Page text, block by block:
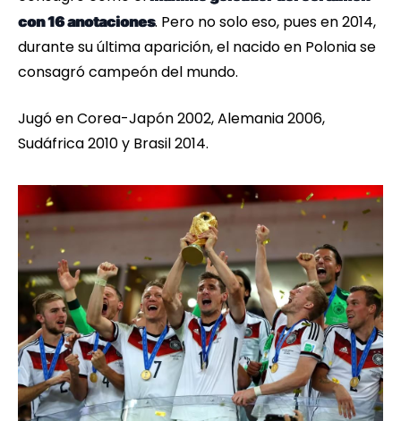
con 16 anotaciones. Pero no solo eso, pues en 2014,
durante su última aparición, el nacido en Polonia se
consagró campeón del mundo.
Jugó en Corea-Japón 2002, Alemania 2006,
Sudáfrica 2010 y Brasil 2014.